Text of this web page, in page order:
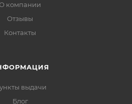
компании
Отзывы
Контакты
выдачи
Блог